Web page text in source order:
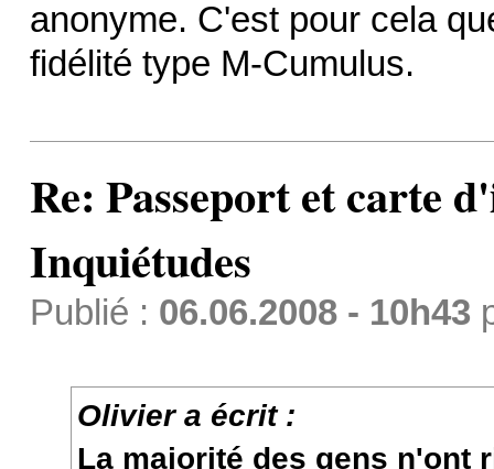
anonyme. C'est pour cela
fidélité type M-Cumulus.
Re: Passeport et carte
Inquiétudes
Publié : 06.06.2008 - 10h43
Olivier a écrit :
La majorité des gens n'ont